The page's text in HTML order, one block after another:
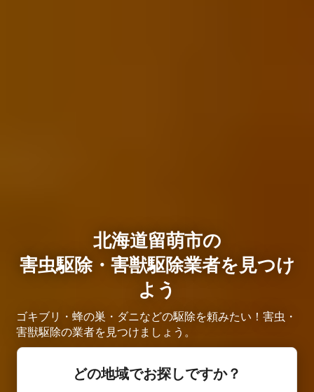
北海道留萌市の
害虫駆除・害獣駆除業者を見つけ
よう
ゴキブリ・蜂の巣・ダニなどの駆除を頼みたい！害虫・
害獣駆除の業者を見つけましょう。
どの地域でお探しですか？